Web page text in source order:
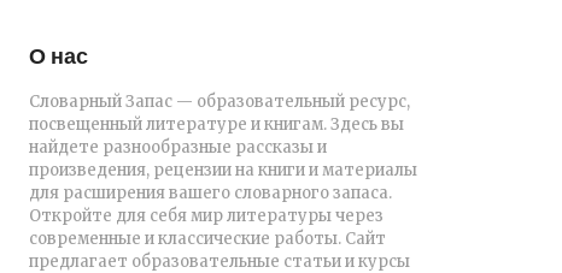
О нас
Словарный Запас — образовательный ресурс,
посвещенный литературе и книгам. Здесь вы
найдете разнообразные рассказы и
произведения, рецензии на книги и материалы
для расширения вашего словарного запаса.
Откройте для себя мир литературы через
современные и классические работы. Сайт
предлагает образовательные статьи и курсы